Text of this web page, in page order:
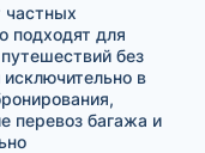
подходят для
без
в
перевоз багажа и